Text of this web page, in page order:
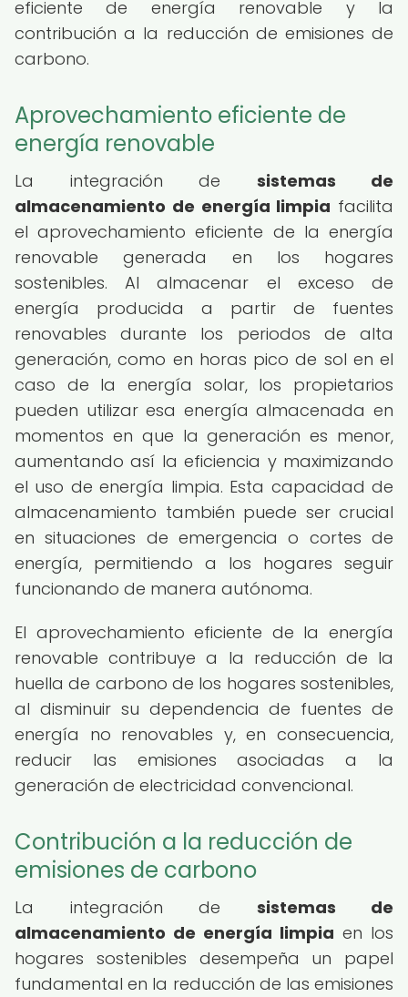
eficiente de energía renovable y la
contribución a la reducción de emisiones de
carbono.
Aprovechamiento eficiente de
energía renovable
La integración de sistemas de
almacenamiento de energía limpia facilita
el aprovechamiento eficiente de la energía
renovable generada en los hogares
sostenibles. Al almacenar el exceso de
energía producida a partir de fuentes
renovables durante los periodos de alta
generación, como en horas pico de sol en el
caso de la energía solar, los propietarios
pueden utilizar esa energía almacenada en
momentos en que la generación es menor,
aumentando así la eficiencia y maximizando
el uso de energía limpia. Esta capacidad de
almacenamiento también puede ser crucial
en situaciones de emergencia o cortes de
energía, permitiendo a los hogares seguir
funcionando de manera autónoma.
El aprovechamiento eficiente de la energía
renovable contribuye a la reducción de la
huella de carbono de los hogares sostenibles,
al disminuir su dependencia de fuentes de
energía no renovables y, en consecuencia,
reducir las emisiones asociadas a la
generación de electricidad convencional.
Contribución a la reducción de
emisiones de carbono
La integración de sistemas de
almacenamiento de energía limpia en los
hogares sostenibles desempeña un papel
fundamental en la reducción de las emisiones